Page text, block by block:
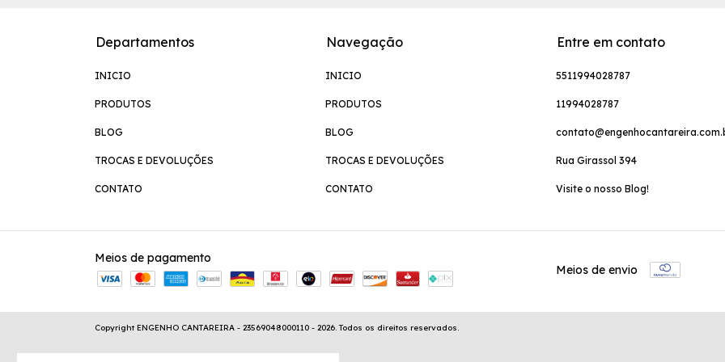
Departamentos
INICIO
PRODUTOS
BLOG
TROCAS E DEVOLUÇÕES
CONTATO
Navegação
INICIO
PRODUTOS
BLOG
TROCAS E DEVOLUÇÕES
CONTATO
Entre em contato
5511994028787
11994028787
Rua Girassol 394
Visite o nosso Blog!
Meios de pagamento
Meios de envio
Copyright ENGENHO CANTAREIRA - 23569048000110 - 2026. Todos os direitos reservados.